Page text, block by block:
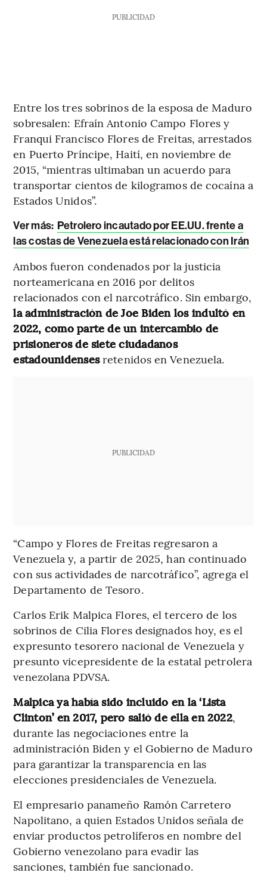
PUBLICIDAD
Entre los tres sobrinos de la esposa de Maduro
sobresalen: Efraín Antonio Campo Flores y
Franqui Francisco Flores de Freitas, arrestados
en Puerto Príncipe, Haití, en noviembre de
2015, “mientras ultimaban un acuerdo para
transportar cientos de kilogramos de cocaína a
Estados Unidos”.
Ver más: Petrolero incautado por EE.UU. frente a
las costas de Venezuela está relacionado con Irán
Ambos fueron condenados por la justicia
norteamericana en 2016 por delitos
relacionados con el narcotráfico. Sin embargo,
la administración de Joe Biden los indultó en
2022, como parte de un intercambio de
prisioneros de siete ciudadanos
estadounidensesretenidos en Venezuela.
PUBLICIDAD
“Campo y Flores de Freitas regresaron a
Venezuela y, a partir de 2025, han continuado
con sus actividades de narcotráfico”, agrega el
Departamento de Tesoro.
Carlos Erik Malpica Flores, el tercero de los
sobrinos de Cilia Flores designados hoy, es el
expresunto tesorero nacional de Venezuela y
presunto vicepresidente de la estatal petrolera
venezolana PDVSA.
Malpica ya había sido incluido en la ‘Lista
Clinton’ en 2017, pero salió de ella en 2022,
durante las negociaciones entre la
administración Biden y el Gobierno de Maduro
para garantizar la transparencia en las
elecciones presidenciales de Venezuela.
El empresario panameño Ramón Carretero
Napolitano, a quien Estados Unidos señala de
enviar productos petrolíferos en nombre del
Gobierno venezolano para evadir las
sanciones, también fue sancionado.